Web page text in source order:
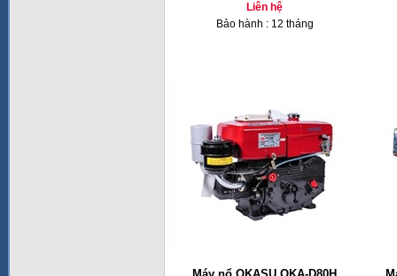
Liên hệ
Bảo hành : 12 tháng